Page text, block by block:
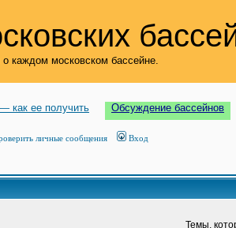
каждом московском бассейне.
как ее получить Обсуждение бассейнов
личные сообщения Вход
Темы,